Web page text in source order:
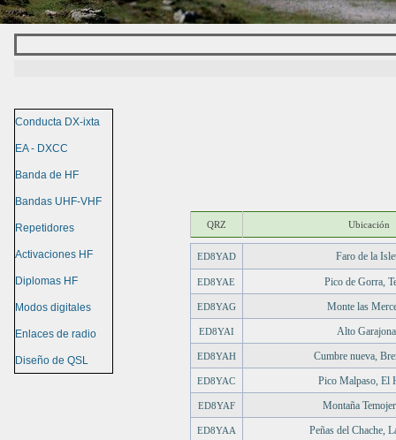
Conducta DX-ixta
EA - DXCC
Banda de HF
Bandas UHF-VHF
Repetidores
Activaciones HF
Diplomas HF
Modos digitales
Enlaces de radio
Diseño de QSL
QRZ Ubicación
ED8YAD Faro de la
ED8YAE Pico de Gorra,
ED8YAG Monte las
ED8YAI Alto
ED8YAH Cumbre nueva,
ED8YAC Pico Malpaso, El
ED8YAF Montaña
ED8YAA Peñas del Chache,